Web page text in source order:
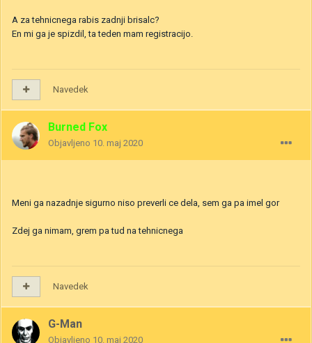
A za tehnicnega rabis zadnji brisalc?
En mi ga je spizdil, ta teden mam registracijo.
Navedek
Burned Fox
Objavljeno 10. maj 2020
Meni ga nazadnje sigurno niso preverli ce dela, sem ga pa imel gor
Zdej ga nimam, grem pa tud na tehnicnega
Navedek
G-Man
Objavljeno 10. maj 2020